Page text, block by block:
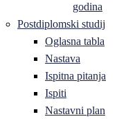
godina
Postdiplomski studij
Oglasna tabla
Nastava
Ispitna pitanja
Ispiti
Nastavni plan